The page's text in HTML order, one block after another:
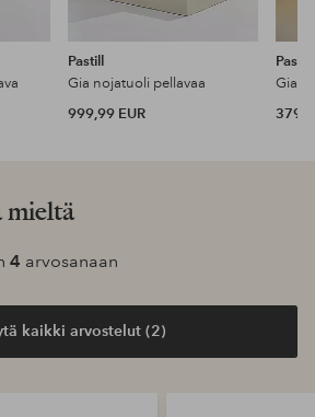
Pastill
Gia nojatuoli pellavaa
999,99 EUR
Pastill
Gia
mieltä
4 arvosanaan
kaikki arvostelut (2)